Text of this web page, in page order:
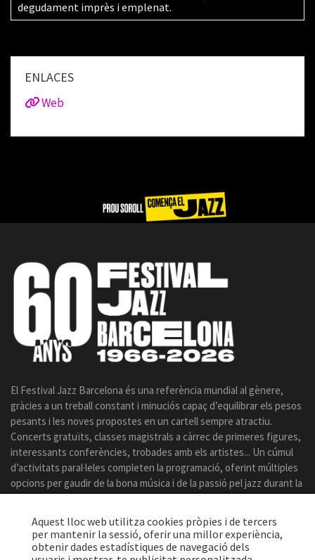
degudament imprès i emplenat.
ENLACES
Web
El Festival Jazz Barcelona és una referència mundial al gènere,
gràcies a un treball constant i minuciós capaç d’equilibrar els pesos
pesants i les noves propostes en un cartell sempre atractiu.
Concerts gratuïts, classes magistrals a càrrec de primeres figures,
interessants conferències, trobades amb els artistes... Un cúmul
d’activitats paral·leles completen la programació, oferint múltiples
opcions per gaudir de la bona música i de la passió pel jazz durant la
celebració del certamen.
Aquest lloc web utilitza cookies pròpies i de tercers
per mantenir la sessió, oferir una millor experiència,
obtenir dades estadístiques de navegació dels